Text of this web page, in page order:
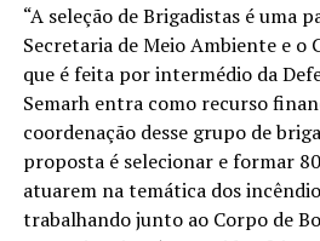
“A seleção de Brigadistas é uma
Secretaria de Meio Ambiente e o
que é feita por intermédio da
Semarh entra como recurso
coordenação desse grupo de
proposta é selecionar e formar
atuarem na temática dos
trabalhando junto ao Corpo de